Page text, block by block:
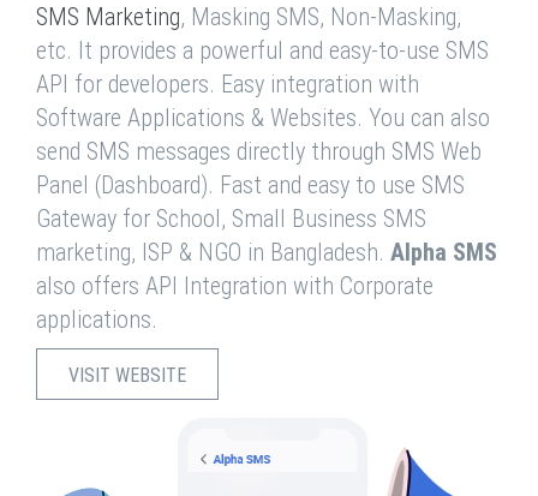
SMS Marketing, Masking SMS, Non-Masking,
etc. It provides a powerful and easy-to-use SMS
API for developers. Easy integration with
Software Applications & Websites. You can also
send SMS messages directly through SMS Web
Panel (Dashboard). Fast and easy to use SMS
Gateway for School, Small Business SMS
marketing, ISP & NGO in Bangladesh. Alpha SMS
also offers API Integration with Corporate
applications.
VISIT WEBSITE